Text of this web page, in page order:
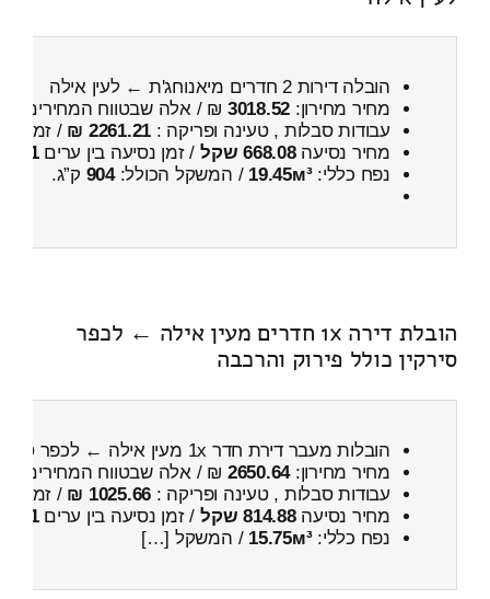
הובלה דירות 2 חדרים מיאנוחג'ת ← לעין אילה
מחיר מחירון: 3018.52 ₪ / אלה שבטווח המחירים
עבודות סבלות , טעינה ופריקה : 2261.21 ₪ / זמן :
מחיר נסיעה668.08 שקל / זמן נסיעה בין ערים1 שעות , 3 דקות
נפח כללי:19.45м³ / המשקל הכולל:904 ק”ג.
הובלת דירה 1x חדרים מעין אילה ← לכפר
סירקין כולל פירוק והרכבה
הובלות מעבר דירת חדר 1x מעין אילה ← לכפר סירקין
מחיר מחירון:2650.64 ₪ / אלה שבטווח המחירים
עבודות סבלות , טעינה ופריקה : 1025.66 ₪ / זמן :
מחיר נסיעה814.88 שקל / זמן נסיעה בין ערים1 שעות , 3 דקות
נפח כללי:15.75м³ / המשקל […]